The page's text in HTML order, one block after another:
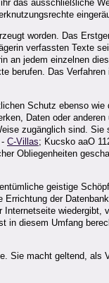
das ausschließliche
worden. Das
verfassten Texte
an jedem einzelnen
berufen. Das
Schutz ebenso
Daten oder
zugänglich sind. Sie
C-Villas; Kucsko aaO
Obliegenheiten
geistige
der
wiedergibt,
in diesem Umfang
Sie macht geltend, als